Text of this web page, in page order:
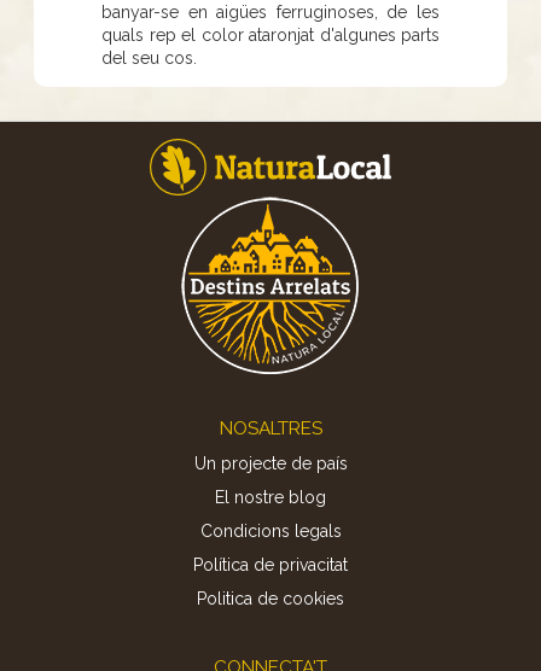
banyar-se en aigües ferruginoses, de les
quals rep el color ataronjat d'algunes parts
del seu cos.
NOSALTRES
Un projecte de país
El nostre blog
Condicions legals
Política de privacitat
Politica de cookies